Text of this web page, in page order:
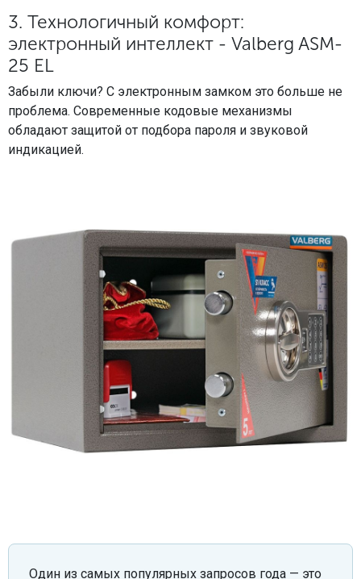
3. Технологичный комфорт:
электронный интеллект - Valberg ASM-
25 EL
Забыли ключи? С электронным замком это больше не
проблема. Современные кодовые механизмы
обладают защитой от подбора пароля и звуковой
индикацией.
Один из самых популярных запросов года — это